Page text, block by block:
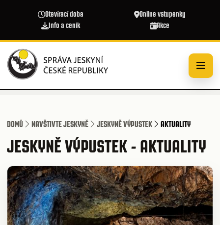
Otevírací doba
Online vstupenky
Info a ceník
Akce
DOMŮ NAVŠTIVTE JESKYNĚ JESKYNĚ VÝPUSTEK AKTUALITY
JESKYNĚ VÝPUSTEK - AKTUALITY